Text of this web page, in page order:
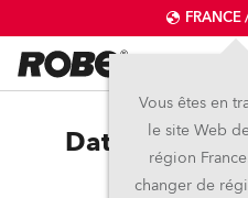
FRANCE
Vous êtes en
le site Web
région
changer de
intégrée